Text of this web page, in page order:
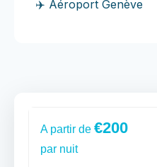
✈️ Aéroport Genève
A partir de €200
par nuit